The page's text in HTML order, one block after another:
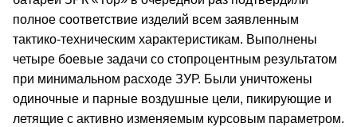
полное соответствие изделий всем заявленным
тактико-техническим характеристикам. Выполнены
четыре боевые задачи со стопроцентным результатом
при минимальном расходе ЗУР. Были уничтожены
одиночные и парные воздушные цели, пикирующие и
летящие с активно изменяемым курсовым параметром.